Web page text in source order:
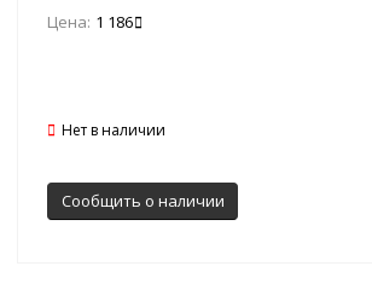
Цена: 1 186
Нет в наличии
Сообщить о наличии